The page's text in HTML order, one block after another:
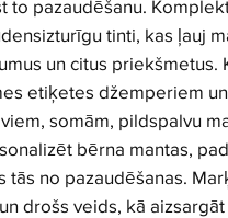
to pazaudēšanu.
tinti, kas ļauj
un citus priekšmetus.
etiķetes džemperiem
somām, pildspalvu
bērna mantas,
tās no pazaudēšanas.
drošs veids, kā aizsargāt